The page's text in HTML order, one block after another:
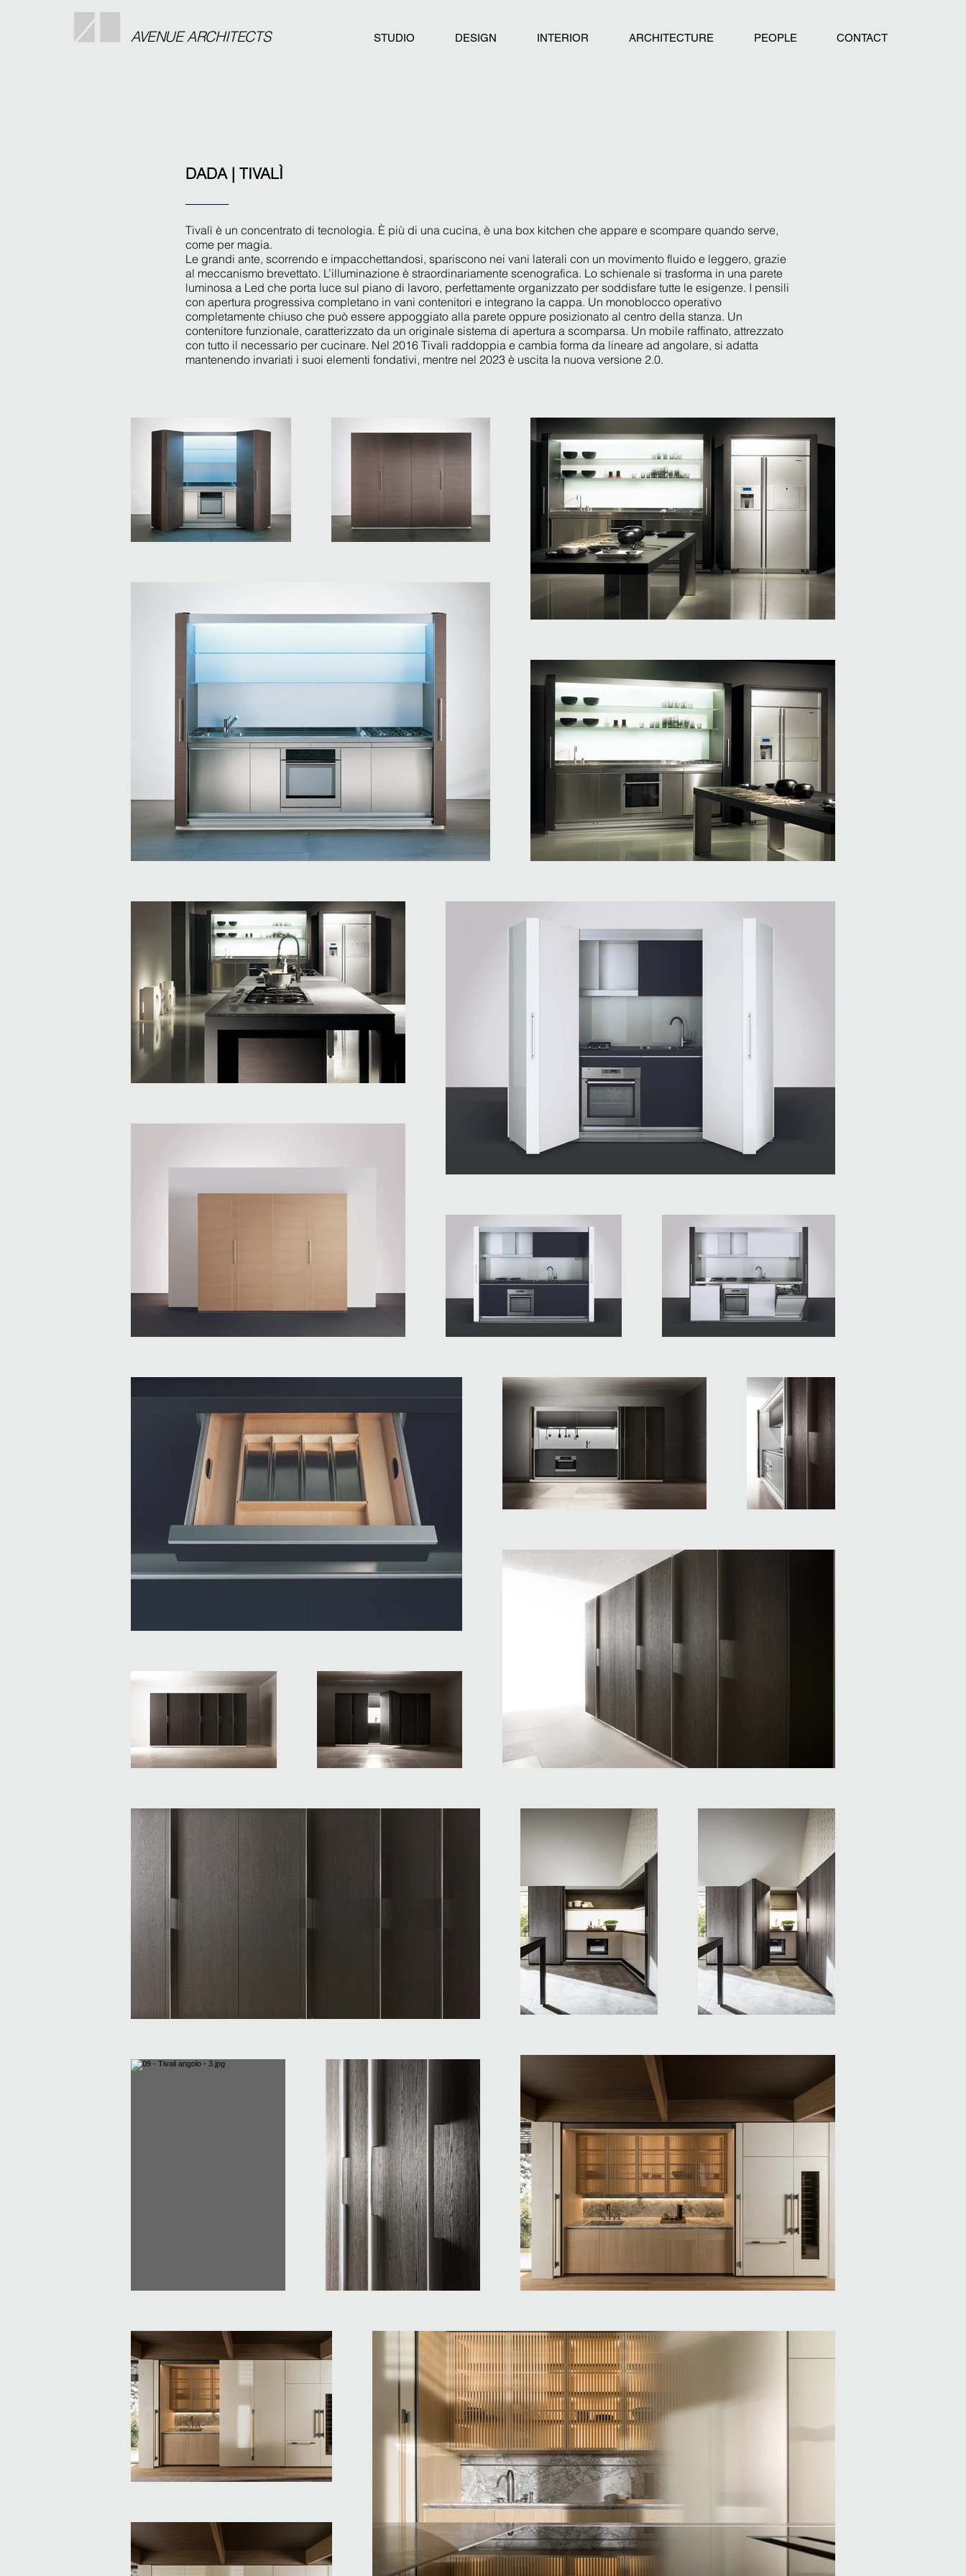
AVENUE ARCHITECTS STUDIO DESIGN INTERIOR ARCHITECTURE PEOPLE CONTACT
DADA | TIVALÌ
Tivalì è un concentrato di tecnologia. È più di una cucina, è una box kitchen che appare e scompare quando serve,
come per magia.
Le grandi ante, scorrendo e impacchettandosi, spariscono nei vani laterali con un movimento fluido e leggero, grazie
al meccanismo brevettato. L’illuminazione è straordinariamente scenografica. Lo schienale si trasforma in una parete
luminosa a Led che porta luce sul piano di lavoro, perfettamente organizzato per soddisfare tutte le esigenze. I pensili
con apertura progressiva completano in vani contenitori e integrano la cappa. Un monoblocco operativo
completamente chiuso che può essere appoggiato alla parete oppure posizionato al centro della stanza. Un
contenitore funzionale, caratterizzato da un originale sistema di apertura a scomparsa. Un mobile raffinato, attrezzato
con tutto il necessario per cucinare. Nel 2016 Tivalì raddoppia e cambia forma da lineare ad angolare, si adatta
mantenendo invariati i suoi elementi fondativi, mentre nel 2023 è uscita la nuova versione 2.0.